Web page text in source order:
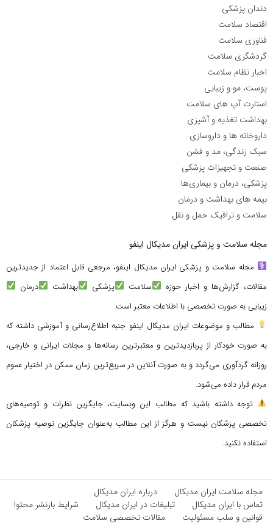
دندان پزشکی
اقتصاد سلامت
فناوری سلامت
گردشگری سلامت
اخبار نظام سلامت
پوست، مو و زیبایی
استارت آپ های سلامت
بهداشت تغذیه و آشپزی
داروخانه ها و داروسازی
سبک زندگی، مد و فشن
صنعت و تجهیزات پزشکی
پزشکی، درمان و بیماری‌ها
بیمه های بهداشت و درمان
سلامت و ترافیک حمل و نقل
مجله سلامت و پزشکی ایران مدیکال اینفو
مجله سلامت و پزشکی ایران مدیکال اینفو، مرجعی قابل اعتماد از جدیدترین
مقالات، گزارش‌ها و اخبار حوزه
سلامت پزشکی بهداشت
درمان
زیبایی به صورت تخصصی با اطلاعات معتبر است.
مطالب و موضوعات ایران مدیکال اینفو جنبه اطلاع‌رسانی و آموزشی داشته که
به صورت خودکار از پربازدیدترین و معتبرترین رسانه‌ها و مجلات ایرانی و خارجی،
روزانه گردآوری می‌گردد و به صورت آنلاین در سریع‌ترین زمان ممکن در اختیار عموم
مردم قرار داده می‌شود.
توجه داشته باشید که مطالب این وبسایت، جایگزین نظرات و توصیه‌های
تخصصی پزشکان نیست و هرگز از این مطالب به‌عنوان جایگزین توصیه پزشکان
استفاده نکنید.
مجله سلامت ایران مدیکال
درباره ایران مدیکال
تماس با ایران مدیکال
تبلیغات در ایران مدیکال
شرایط بازنشر محتوا
قوانین و سلب مسئولیت
مقالات تخصصی سلامت